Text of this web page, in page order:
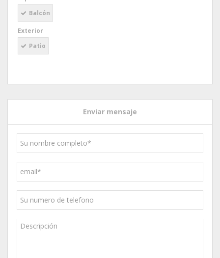
Balcón
Exterior
Patio
Enviar mensaje